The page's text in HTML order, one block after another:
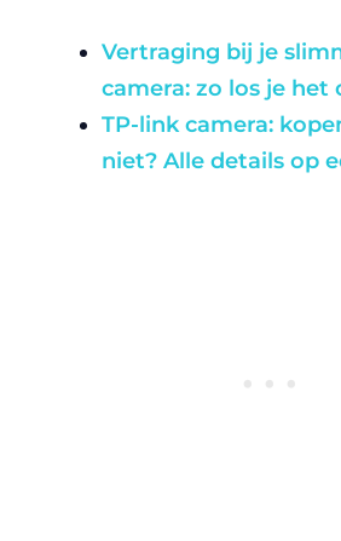
Vertraging bij je
camera: zo los je het
TP-link camera:
niet? Alle details op